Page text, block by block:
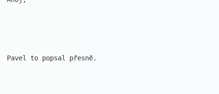
Pavel to popsal přesně.